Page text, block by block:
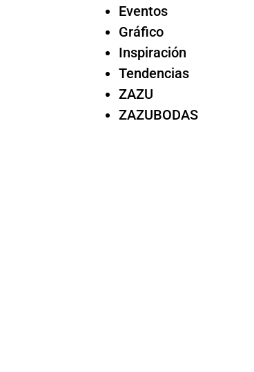
Eventos
Gráfico
Inspiración
Tendencias
ZAZU
ZAZUBODAS